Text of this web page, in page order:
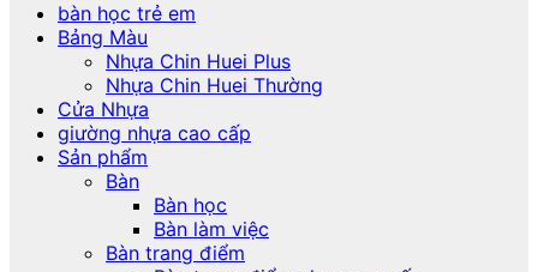
bàn học trẻ em
Bảng Màu
Nhựa Chin Huei Plus
Nhựa Chin Huei Thường
Cửa Nhựa
giường nhựa cao cấp
Sản phẩm
Bàn
Bàn học
Bàn làm việc
Bàn trang điểm